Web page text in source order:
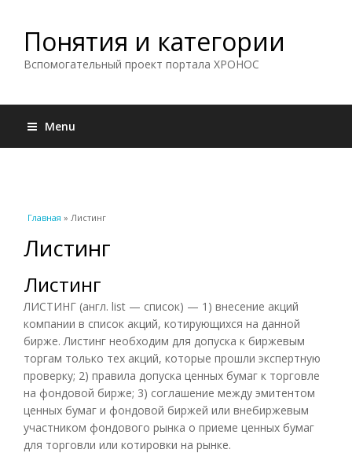
Понятия и категории
Вспомогательный проект портала ХРОНОС
Menu
Вы здесь
Главная » Листинг
Листинг
Листинг
ЛИСТИНГ (англ. list — список) — 1) внесение акций
компании в список акций, котирующихся на данной
бирже. Листинг необходим для допуска к биржевым
торгам только тех акций, которые прошли экспертную
проверку; 2) правила допуска ценных бумаг к торговле
на фондовой бирже; 3) соглашение между эмитентом
ценных бумаг и фондовой биржей или внебиржевым
участником фондового рынка о приеме ценных бумаг
для торговли или котировки на рынке.